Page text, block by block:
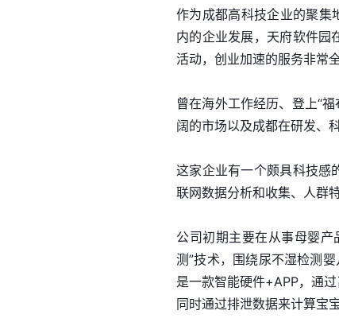
作为成都高科技企业的聚集
内的企业发展，天府软件园
活动，创业加速的服务非常
曾在海外工作经历、登上“
阔的市场以及成都在研发、
这家企业有一个颇具科技感
联网数据分析和收集、人群
公司初期主要在从事母婴
测”技术，围绕尿不湿检测
是一款智能硬件+APP，通
同时通过排泄数据来计算宝